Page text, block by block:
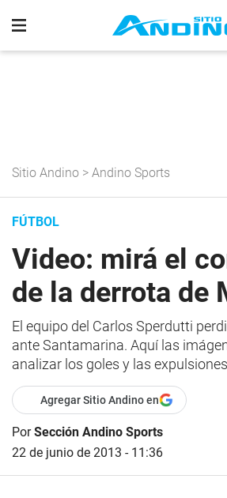
Sitio Andino > Andino Sports
FÚTBOL
Video: mirá el
de la derrota de
El equipo del Carlos Sperdutti
ante Santamarina. Aquí las
analizar los goles y las
Agregar Sitio Andino en
PorSección Andino Sports
22 de junio de 2013 - 11:36